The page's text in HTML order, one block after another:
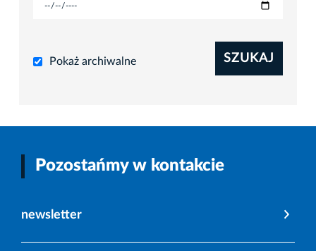
Pokaż archiwalne SZUKAJ
Pozostańmy w kontakcie
newsletter